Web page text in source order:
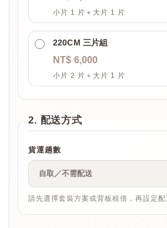
小片 1 片＋大片 1 片
220CM 三片組
NT$ 6,000
小片 2 片＋大片 1 片
2. 配送方式
貨運趟數
請先選擇套裝方案或背板租借，再設定配